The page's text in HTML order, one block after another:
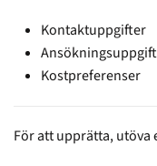
Kontaktuppgifter
Kostpreferenser
För att upprätta, utöva